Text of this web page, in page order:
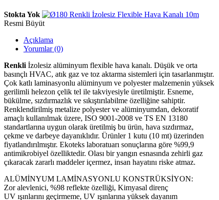
Stokta Yok
Resmi Büyüt
Açıklama
Yorumlar (0)
Renkliİzolesiz alüminyum flexible hava kanalı. Düşük ve orta
basınçlı HVAC, atık gaz ve toz aktarma sistemleri için tasarlanmıştır.
Çok katlı laminasyonlu alüminyum ve polyester malzemenin yüksek
gerilimli helezon çelik tel ile takviyesiyle üretilmiştir. Esneme,
bükülme, sızdırmazlık ve sıkıştırılabilme özelliğine sahiptir.
Renklendirilmiş metalize polyester ve alüminyumdan, dekoratif
amaçlı kullanılmak üzere, ISO 9001-2008 ve TS EN 13180
standartlarına uygun olarak üretilmiş bu ürün, hava sızdırmaz,
çekme ve darbeye dayanıklıdır. Ürünler 1 kutu (10 mt) üzerinden
fiyatlandırılmıştır. Ekoteks laboratuarı sonuçlarına göre %99,9
antimikrobiyel özelliktedir. Olası bir yangın esnasında zehirli gaz
çıkaracak zararlı maddeler içermez, insan hayatını riske atmaz.
ALÜMİNYUM LAMİNASYONLU KONSTRÜKSİYON:
Zor alevlenici, %98 reflekte özelliği, Kimyasal direnç
UV ışınlarını geçirmeme, UV ışınlarına yüksek dayanım